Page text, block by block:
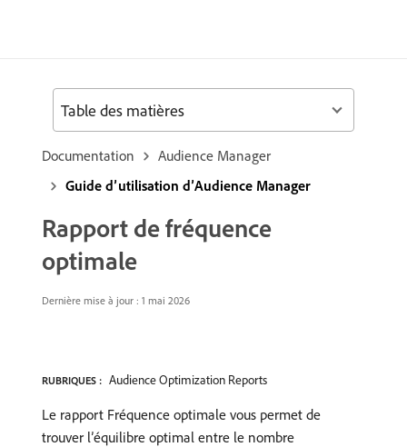
Documentation
Audience Manager
Guide d’utilisation d’Audience Manager
Rapport de fréquence
optimale
Dernière mise à jour : 1 mai 2026
RUBRIQUES : Audience Optimization Reports
Le rapport Fréquence optimale vous permet de
trouver l’équilibre optimal entre le nombre
Table des matières